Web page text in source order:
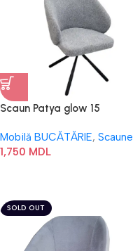
Scaun Patya glow 15
Mobilă BUCĂTĂRIE, Scaune
1,750 MDL
SOLD OUT